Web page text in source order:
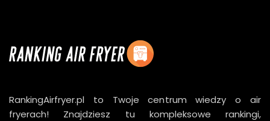
RankingAirfryer.pl to Twoje centrum wiedzy o air
fryerach! Znajdziesz tu kompleksowe rankingi,